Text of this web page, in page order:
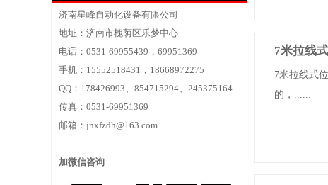
济南星峰自动化设备有限公司
地址：济南市槐荫区乐梦中心
电话：0531-69955439，69951369
手机：15552518431，18668972275
QQ：178426993、854715294、245375164
传真：0531-69951369
邮箱： jnxfzdh@163.com
加微信咨询
7米拉线
7米拉线式
的，......